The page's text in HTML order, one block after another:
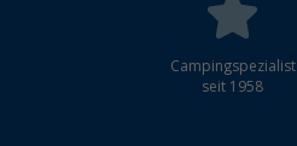
Campingspezialist
seit 1958